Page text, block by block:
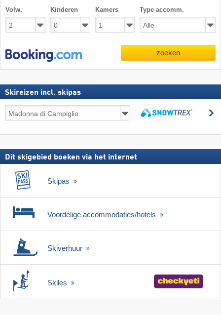
Volw. Kinderen Kamers Type accomm.
zoeken
Skireizen incl. skipas
incl.
Dit skigebied boeken via het internet
Skipas
Voordelige accommodaties/hotels
Skiverhuur
Skiles